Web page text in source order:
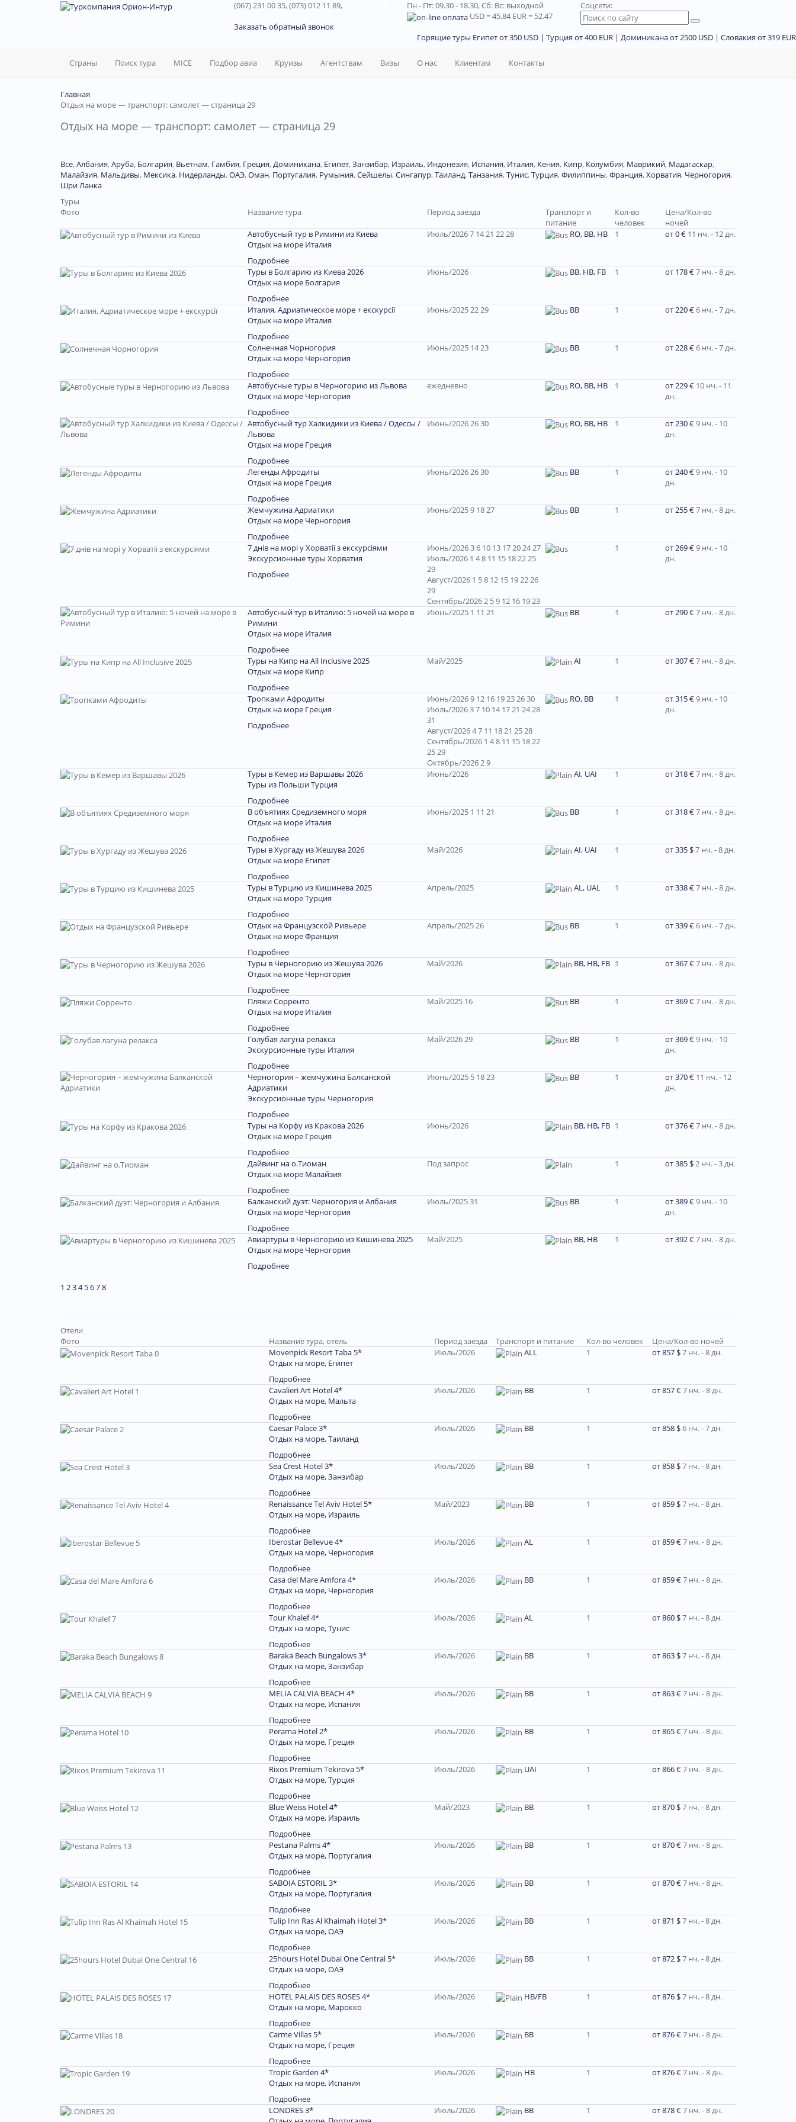
(067) 231 00 35, (073) 012 11 89,
Заказать обратный звонок
Пн - Пт: 09.30 - 18.30,Сб: Вс: выходной
USD= 45.84EUR= 52.47
Соцсети:
Горящие туры Египет от 350 USD | Турция от 400 EUR | Доминикана от 2500 USD | Словакия от 319 EUR
Страны Поиск тура MICE Подбор авиа Круизы Агентствам Визы О нас Клиентам Контакты
Главная
Отдых на море — транспорт: самолет — страница 29
Отдых на море — транспорт: самолет — страница 29
Все,Албания,Аруба, Болгария, Вьетнам, Гамбия, Греция,Доминиканa, Египет,Занзибар, Израиль, Индонезия, Испания, Италия, Кения, Кипр, Колумбия, Маврикий, Мадагаскар,
Малайзия, Мальдивы, Мексика, Нидерланды,ОАЭ,Оман, Португалия, Румыния,Сейшелы,Сингапур,Таиланд,Танзания,Тунис,Турция,Филиппины,Франция,Хорватия, Черногория,
Шри Ланка
Туры
Фото
Название тура Период заезда
Транспорт и
питание
Кол-во
человек
Цена/Кол-во
ночей
Автобусный тур в Римини из Киева
Отдых на море Италия
Подробнее
Июль/2026 7 14 21 22 28 RO, BB, HB 1 от 0 € 11 нч. - 12 дн.
Туры в Болгарию из Киева 2026
Отдых на море Болгария
Подробнее
Июнь/2026 BB, HB, FB 1 от 178 €7 нч. - 8 дн.
Италия, Адриатическое море + екскурсії
Отдых на море Италия
Подробнее
Июнь/2025 22 29 BB 1 от 220 €6 нч. - 7 дн.
Солнечная Чорногория
Отдых на море Черногория
Подробнее
Июнь/2025 14 23 BB 1 от 228 €6 нч. - 7 дн.
Автобусные туры в Черногорию из Львова
Отдых на море Черногория
Подробнее
ежедневно RO, BB, HB 1 от 229 € 10 нч. - 11
дн.
Автобусный тур Халкидики из Киева / Одессы /
Львова
Отдых на море Греция
Подробнее
Июнь/2026 26 30 RO, BB, HB 1 от 230 €9 нч. - 10
дн.
Легенды Афродиты
Отдых на море Греция
Подробнее
Июнь/2026 26 30 ВВ 1 от 240 €9 нч. - 10
дн.
Жемчужина Адриатики
Отдых на море Черногория
Подробнее
Июнь/2025 9 18 27 BB 1 от 255 €7 нч. - 8 дн.
7 днів на морі у Хорватії з екскурсіями
Экскурсионные туры Хорватия
Подробнее
Июнь/2026 3 6 10 13 17 20 24 27
Июль/2026 1 4 8 11 15 18 22 25
29
Август/2026 1 5 8 12 15 19 22 26
29
Сентябрь/2026 2 5 9 12 16 19 23
1 от 269 €9 нч. - 10
дн.
Автобусный тур в Италию: 5 ночей на море в
Римини
Отдых на море Италия
Подробнее
Июнь/2025 1 11 21 ВВ 1 от 290 €7 нч. - 8 дн.
Туры на Кипр на All Inclusive 2025
Отдых на море Кипр
Подробнее
Май/2025 AI 1 от 307 €7 нч. - 8 дн.
Тропками Афродиты
Отдых на море Греция
Подробнее
Июнь/2026 9 12 16 19 23 26 30
Июль/2026 3 7 10 14 17 21 24 28
31
Август/2026 4 7 11 18 21 25 28
Сентябрь/2026 1 4 8 11 15 18 22
25 29
Октябрь/2026 2 9
RO, BB 1 от 315 €9 нч. - 10
дн.
Туры в Кемер из Варшавы 2026
Туры из Польши Турция
Подробнее
Июнь/2026 AI, UAI 1 от 318 €7 нч. - 8 дн.
В объятиях Средиземного моря
Отдых на море Италия
Подробнее
Июнь/2025 1 11 21 BB 1 от 318 €7 нч. - 8 дн.
Туры в Хургаду из Жешува 2026
Отдых на море Египет
Подробнее
Май/2026 AI, UAI 1 от 335 $7 нч. - 8 дн.
Туры в Турцию из Кишинева 2025
Отдых на море Турция
Подробнее
Апрель/2025 AL, UAL 1 от 338 €7 нч. - 8 дн.
Отдых на Французской Ривьере
Отдых на море Франция
Подробнее
Апрель/2025 26 BB 1 от 339 €6 нч. - 7 дн.
Туры в Черногорию из Жешува 2026
Отдых на море Черногория
Подробнее
Май/2026 BB, HB, FB 1 от 367 €7 нч. - 8 дн.
Пляжи Сорренто
Отдых на море Италия
Подробнее
Май/2025 16 BB 1 от 369 €7 нч. - 8 дн.
Голубая лагуна релакса
Экскурсионные туры Италия
Подробнее
Май/2026 29 BB 1 от 369 €9 нч. - 10
дн.
Черногория – жемчужина Балканской
Адриатики
Экскурсионные туры Черногория
Подробнее
Июнь/2025 5 18 23 BB 1 от 370 € 11 нч. - 12
дн.
Туры на Корфу из Кракова 2026
Отдых на море Греция
Подробнее
Июнь/2026 BB, HB, FB 1 от 376 €7 нч. - 8 дн.
Дайвинг на о.Тиоман
Отдых на море Малайзия
Подробнее
Под запрос 1 от 385 $2 нч. - 3 дн.
Балканский дуэт: Черногория и Албания
Отдых на море Черногория
Подробнее
Июль/2025 31 ВВ 1 от 389 €9 нч. - 10
дн.
Авиартуры в Черногорию из Кишинева 2025
Отдых на море Черногория
Подробнее
Май/2025 ВВ, НВ 1 от 392 €7 нч. - 8 дн.
1 234 5678
Отели
Фото
Название тура, отель Период заезда Транспорт и питание Кол-во человек
Цена/Кол-во ночей
Movenpick Resort Taba 5*
Отдых на море, Египет
Подробнее
Июль/2026 ALL 1 от 857 $7 нч. - 8 дн.
Cavalieri Art Hotel 4*
Отдых на море, Мальта
Подробнее
Июль/2026 ВВ 1 от 857 €7 нч. - 8 дн.
Caesar Palace 3*
Отдых на море, Таиланд
Подробнее
Июль/2026 ВВ 1 от 858 $6 нч. - 7 дн.
Sea Crest Hotel 3*
Отдых на море, Занзибар
Подробнее
Июль/2026 BB 1 от 858 $7 нч. - 8 дн.
Renaissance Tel Aviv Hotel 5*
Отдых на море, Израиль
Подробнее
Май/2023 ВВ 1 от 859 $7 нч. - 8 дн.
Iberostar Bellevue 4*
Отдых на море, Черногория
Подробнее
Июль/2026 AL 1 от 859 €7 нч. - 8 дн.
Casa del Mare Amfora 4*
Отдых на море, Черногория
Подробнее
Июль/2026 ВВ 1 от 859 €7 нч. - 8 дн.
Tour Khalef 4*
Отдых на море, Тунис
Подробнее
Июль/2026 AL 1 от 860 $7 нч. - 8 дн.
Baraka Beach Bungalows 3*
Отдых на море, Занзибар
Подробнее
Июль/2026 ВВ 1 от 863 $7 нч. - 8 дн.
MELIA CALVIA BEACH 4*
Отдых на море, Испания
Подробнее
Июль/2026 ВВ 1 от 863 €7 нч. - 8 дн.
Perama Hotel 2*
Отдых на море, Греция
Подробнее
Июль/2026 ВВ 1 от 865 €7 нч. - 8 дн.
Rixos Premium Tekirova 5*
Отдых на море, Турция
Подробнее
Июль/2026 UAI 1 от 866 €7 нч. - 8 дн.
Blue Weiss Hotel 4*
Отдых на море, Израиль
Подробнее
Май/2023 ВВ 1 от 870 $7 нч. - 8 дн.
Pestana Palms 4*
Отдых на море, Португалия
Подробнее
Июль/2026 ВВ 1 от 870 €7 нч. - 8 дн.
SABOIA ESTORIL 3*
Отдых на море, Португалия
Подробнее
Июль/2026 ВВ 1 от 870 €7 нч. - 8 дн.
Tulip Inn Ras Al Khaimah Hotel 3*
Отдых на море, ОАЭ
Подробнее
Июль/2026 ВВ 1 от 871 $7 нч. - 8 дн.
25hours Hotel Dubai One Central 5*
Отдых на море, ОАЭ
Подробнее
Июль/2026 BB 1 от 872 $7 нч. - 8 дн.
HOTEL PALAIS DES ROSES 4*
Отдых на море, Марокко
Подробнее
Июль/2026 HB/FB 1 от 876 $7 нч. - 8 дн.
Carme Villas 5*
Отдых на море, Греция
Подробнее
Июль/2026 ВВ 1 от 876 €7 нч. - 8 дн.
Tropic Garden 4*
Отдых на море, Испания
Подробнее
Июль/2026 НВ 1 от 876 €7 нч. - 8 дн.
LONDRES 3*
Июль/2026 ВВ 1 от 878 €7 нч. - 8 дн.